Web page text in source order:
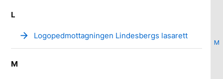
M
L
arrow_forward Logopedmottagningen Lindesbergs lasarett
M